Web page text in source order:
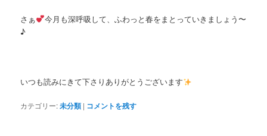
さぁ
今月も深呼吸して、ふわっと春をまとっていきましょう〜
♪
いつも読みにきて下さりありがとうございます
カテゴリー:未分類 | コメントを残す